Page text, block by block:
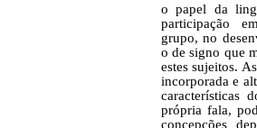
o papel da
participação
grupo, no
o de signo que
estes sujeitos.
incorporada e
características
própria fala,
concepções